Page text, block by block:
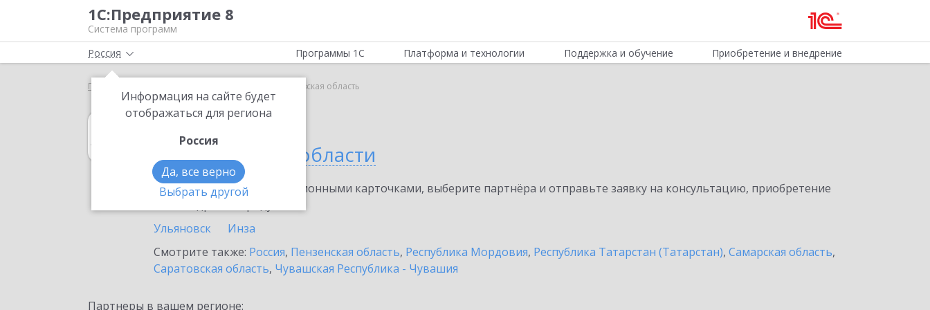
1С:Предприятие 8
Система программ
Россия
Информация на сайте будет
отображаться для региона
Россия
Да, все верно
Выбрать другой
Программы 1С Платформа и технологии Поддержка и обучение Приобретение и внедрение
Главная Ульяновская область
1С:Архив
в Ульяновской области
Ознакомьтесь с информационными карточками, выберите партнёра и отправьте заявку на консультацию, приобретение
Ульяновск
Инза
Смотрите также: Россия, Пензенская область, Республика Мордовия, Республика Татарстан (Татарстан), Самарская область,
Саратовская область, Чувашская Республика - Чувашия
Партнеры в вашем регионе: